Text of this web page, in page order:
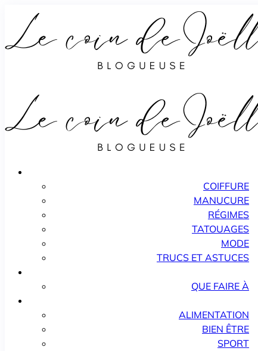
COIFFURE
MANUCURE
RÉGIMES
TATOUAGES
MODE
TRUCS ET ASTUCES
QUE FAIRE À
ALIMENTATION
BIEN ÊTRE
SPORT